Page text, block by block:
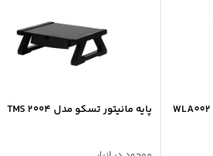
پایه مانیتور تسکو مدل TMS 2004